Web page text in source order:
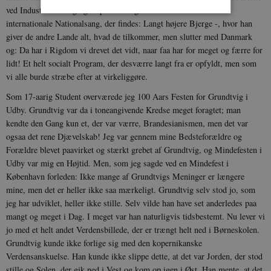
ved Industrialisering og Kapitalisering. Han har skrevet den mest
internationale Nationalsang, der findes: Langt højere Bjerge -, hvor han
giver de andre Lande alt, hvad de tilkommer, men slutter med Danmark
og: Da har i Rigdom vi drevet det vidt, naar faa har for meget og færre for
lidt! Et helt socialt Program, der desværre langt fra er opfyldt, men som
vi alle burde stræbe efter at virkeliggøre.
Som 17-aarig Student overværede jeg 100 Aars Festen for Grundtvig i
Udby. Grundtvig var da i toneangivende Kredse meget foragtet; man
kendte den Gang kun et, der var værre, Brandesianismen, men det var
ogsaa det rene Djævelskab! Jeg var gennem mine Bedsteforældre og
Forældre blevet paavirket og stærkt grebet af Grundtvig, og Mindefesten i
Udby var mig en Højtid. Men, som jeg sagde ved en Mindefest i
København forleden: Ikke mange af Grundtvigs Meninger er længere
mine, men det er heller ikke saa mærkeligt. Grundtvig selv stod jo, som
jeg har udviklet, heller ikke stille. Selv vilde han have set anderledes paa
mangt og meget i Dag. I meget var han naturligvis tidsbestemt. Nu lever vi
jo med et helt andet Verdensbillede, der er trængt helt ned i Børneskolen.
Grundtvig kunde ikke forlige sig med den kopernikanske
Verdensanskuelse. Han kunde ikke slippe dette, at det var Jorden, der stod
Nødvendige Statistiske
Marketing
Funktionelle
Uklassificerede
Nødvendige cookies hjælper med at gøre
grundlæggende funktioner som navigation mm.
Hjemmesiden kan ikke fungerer uden disse
cookies.
Navn
Udbyder / Domæne
be_typo_user
TYPO3 Association
.danmarkshistorien.dk
Session
sp_t
Spotify Inc.
.spotify.com